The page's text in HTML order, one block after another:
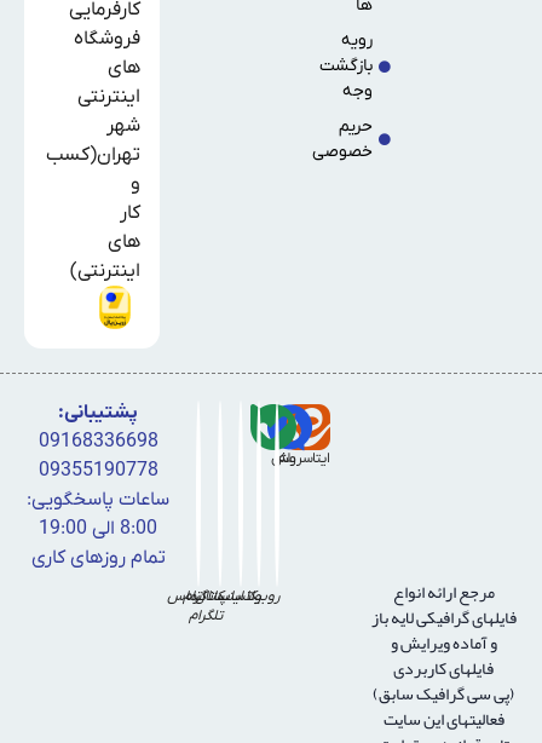
بازگشت
وجه
خصوصی
فايلهای گرافيكی لايه باز
و آماده ويرايش و
فايلهای كاربردی
(پی سی گرافیک سابق)
فعالیتهای این سایت
تابع قوانین و مقرارت
ایتاسروش
بله!
تلگرام
09168336698
09355190778
ساعات پاسخگویی:
8:00 الی 19:00
تمام روزهای کاری